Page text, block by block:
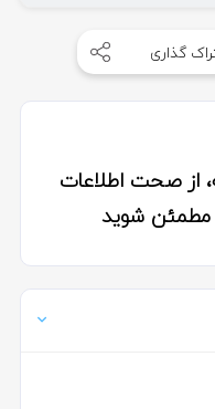
گذاری
از صحت اطلاعات
شوید